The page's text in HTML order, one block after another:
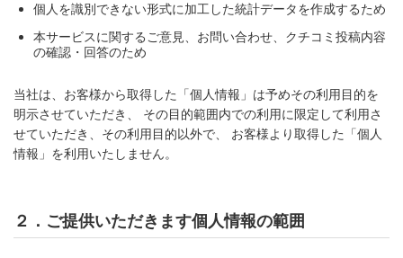
個人を識別できない形式に加工した統計データを作成するため
本サービスに関するご意見、お問い合わせ、クチコミ投稿内容
の確認・回答のため
当社は、お客様から取得した「個人情報」は予めその利用目的を
明示させていただき、 その目的範囲内での利用に限定して利用さ
せていただき、その利用目的以外で、 お客様より取得した「個人
情報」を利用いたしません。
２．ご提供いただきます個人情報の範囲